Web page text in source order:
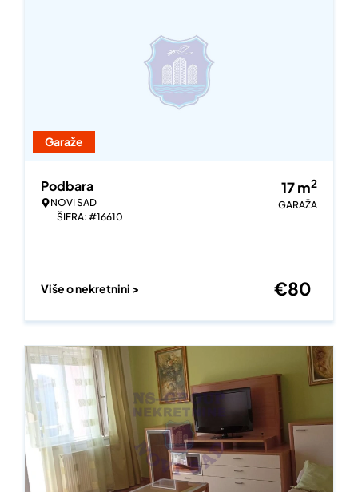
Garaže
Podbara
NOVI SAD
ŠIFRA: #16610
17m2
GARAŽA
Više o nekretnini > €80